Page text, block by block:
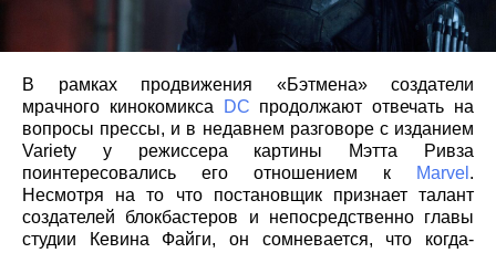
В рамках продвижения «Бэтмена» создатели
мрачного кинокомикса
DC продолжают отвечать на
вопросы прессы, и в недавнем разговоре с изданием
Variety у режиссера картины Мэтта Ривза
поинтересовались его отношением к
Marvel .
Несмотря на то что постановщик признает талант
создателей блокбастеров и непосредственно главы
студии Кевина Файги, он сомневается, что когда-